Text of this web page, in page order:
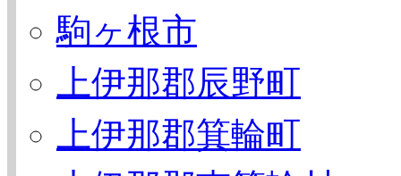
駒ヶ根市
上伊那郡辰野町
上伊那郡箕輪町